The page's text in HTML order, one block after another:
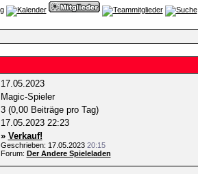
17.05.2023
Magic-Spieler
3 (0,00 Beiträge pro Tag)
17.05.2023 22:23
» Verkauf!
Geschrieben: 17.05.2023 20:15
Forum: Der Andere Spieleladen